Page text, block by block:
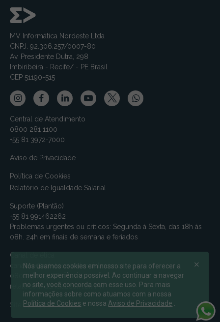
MV Informática Nordeste Ltda
CNPJ: 92.306.257/0007-80
Av. Presidente Dutra, 298
Imbiribeira - Recife/ - PE Brasil
CEP 51190-515
Central de Atendimento
0800 281 1100
+55 81 3972-7000
Aviso de Privacidade
Política de Cookies
Relatório de Igualdade Salarial
Suporte (Plantão)
+55 81 991462262
Problemas urgentes ou críticos: Segunda à Sexta, das 18h às
08h. 24h em finais de semana e feriados
Canal de ética
canalmv@relatoconfidencial.com.br
0800-721-9588
relatoconfidencial.com.br/mv
Nós usamos cookies em nosso site para oferecer a
melhor experiência possível. Ao continuar a navegar
no site, você concorda com esse uso. Para mais
informações sobre como atuamos com a nossa
Política de Cookies e nossa Aviso de Privacidade